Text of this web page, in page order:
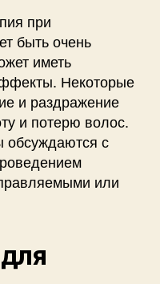
при
быть очень
иметь
Некоторые
и раздражение
и потерю волос.
обсуждаются с
или